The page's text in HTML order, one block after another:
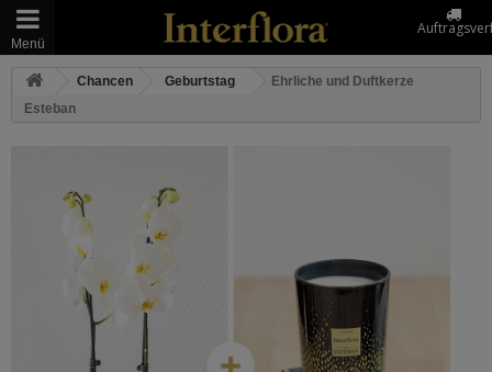
Menü
Chancen Geburtstag
Ehrliche und Duftkerze
Esteban